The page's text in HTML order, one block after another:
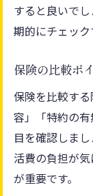
すると良いで
期的にチェック
保険の比較ポ
保険を比較す
容」「特約の
目を確認しま
活費の負担が
が重要です。